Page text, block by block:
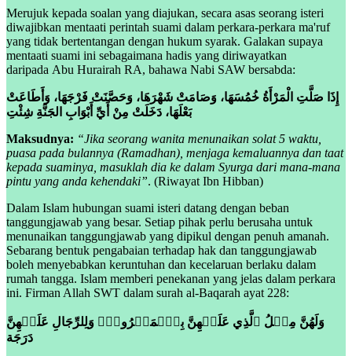
Merujuk kepada soalan yang diajukan, secara asas seorang isteri
diwajibkan mentaati perintah suami dalam perkara-perkara ma'ruf
yang tidak bertentangan dengan hukum syarak. Galakan supaya
mentaati suami ini sebagaimana hadis yang diriwayatkan
daripada Abu Hurairah RA, bahawa Nabi SAW bersabda:
إِذَا صَلَّتِ الْمَرْأَةُ خُمُسَهَا، وَصَامَتْ شَهْرَهَا، وَحَصَّنَتْ فَرْجَهَا، وَأَطَاعَتْ
بَعْلَهَا، دَخَلَتْ مِنْ أَيِّ أَبْوَابِ الجَنَّةِ شِئْتِ
Maksudnya: “Jika seorang wanita menunaikan solat 5 waktu,
puasa pada bulannya (Ramadhan), menjaga kemaluannya dan taat
kepada suaminya, masuklah dia ke dalam Syurga dari mana-mana
pintu yang anda kehendaki”. (Riwayat Ibn Hibban)
Dalam Islam hubungan suami isteri datang dengan beban
tanggungjawab yang besar. Setiap pihak perlu berusaha untuk
menunaikan tanggungjawab yang dipikul dengan penuh amanah.
Sebarang bentuk pengabaian terhadap hak dan tanggungjawab
boleh menyebabkan keruntuhan dan kecelaruan berlaku dalam
rumah tangga. Islam memberi penekanan yang jelas dalam perkara
ini. Firman Allah SWT dalam surah al-Baqarah ayat 228:
وَلَهُنَّ مِثۡلُ ٱلَّذِي عَلَيۡهِنَّ بِٱلۡمَعۡرُوفِۚ وَلِلرِّجَالِ عَلَيۡهِنَّ
دَرَجَة